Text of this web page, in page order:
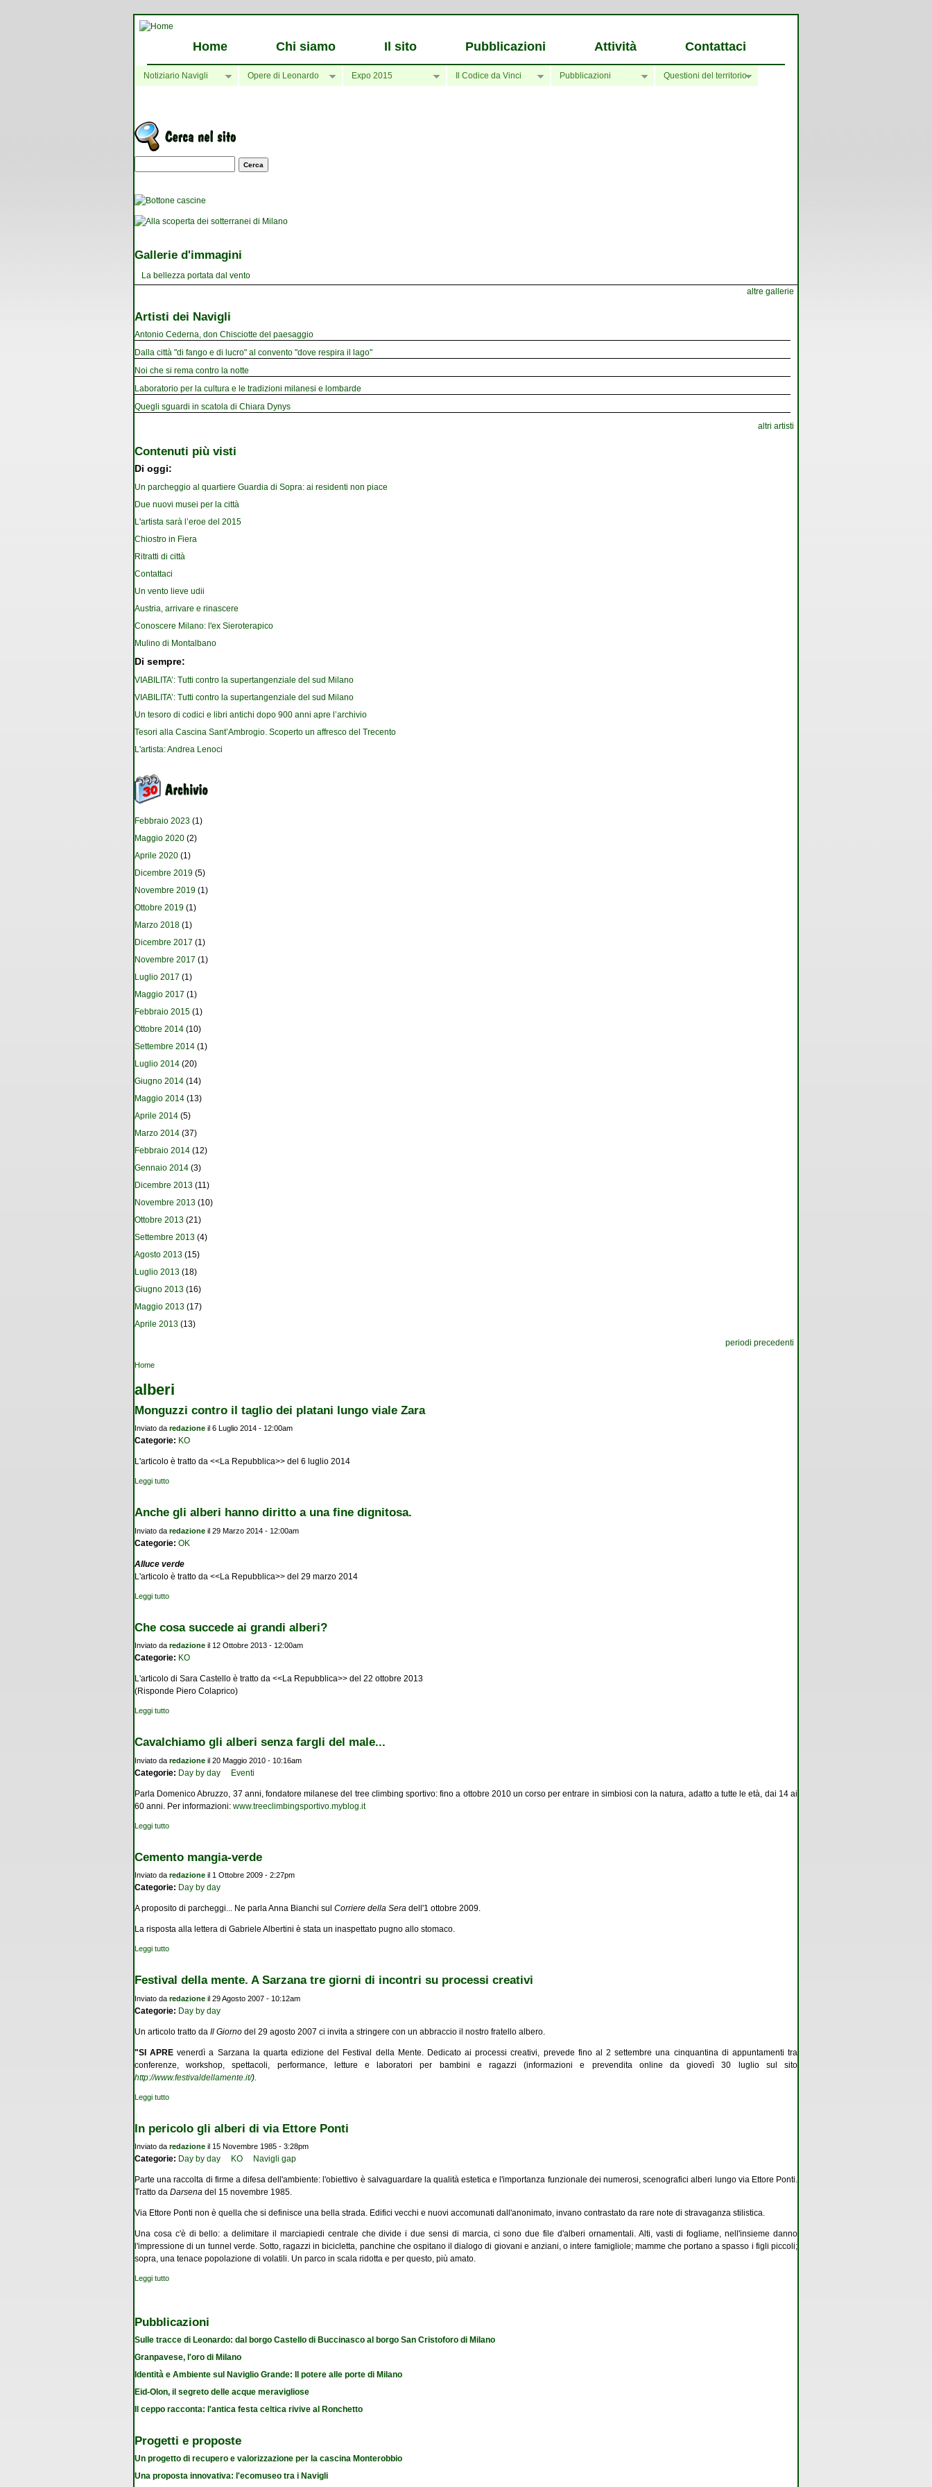
Home Chi siamo Il sito Pubblicazioni Attività Contattaci
Notiziario Navigli Opere di Leonardo Expo 2015 Il Codice da Vinci Pubblicazioni Questioni del territorio
Maschera di ricerca
Gallerie d'immagini
La bellezza portata dal vento
altre gallerie
Artisti dei Navigli
Antonio Cederna, don Chisciotte del paesaggio
Dalla città "di fango e di lucro" al convento "dove respira il lago"
Noi che si rema contro la notte
Laboratorio per la cultura e le tradizioni milanesi e lombarde
Quegli sguardi in scatola di Chiara Dynys
altri artisti
Contenuti più visti
Di oggi:
Un parcheggio al quartiere Guardia di Sopra: ai residenti non piace
Due nuovi musei per la città
L'artista sarà l’eroe del 2015
Chiostro in Fiera
Ritratti di città
Contattaci
Un vento lieve udii
Austria, arrivare e rinascere
Conoscere Milano: l'ex Sieroterapico
Mulino di Montalbano
Di sempre:
VIABILITA’: Tutti contro la supertangenziale del sud Milano
VIABILITA’: Tutti contro la supertangenziale del sud Milano
Un tesoro di codici e libri antichi dopo 900 anni apre l’archivio
Tesori alla Cascina Sant’Ambrogio. Scoperto un affresco del Trecento
L'artista: Andrea Lenoci
Febbraio 2023 (1)
Maggio 2020 (2)
Aprile 2020 (1)
Dicembre 2019 (5)
Novembre 2019 (1)
Ottobre 2019 (1)
Marzo 2018 (1)
Dicembre 2017 (1)
Novembre 2017 (1)
Luglio 2017 (1)
Maggio 2017 (1)
Febbraio 2015 (1)
Ottobre 2014 (10)
Settembre 2014 (1)
Luglio 2014 (20)
Giugno 2014 (14)
Maggio 2014 (13)
Aprile 2014 (5)
Marzo 2014 (37)
Febbraio 2014 (12)
Gennaio 2014 (3)
Dicembre 2013 (11)
Novembre 2013 (10)
Ottobre 2013 (21)
Settembre 2013 (4)
Agosto 2013 (15)
Luglio 2013 (18)
Giugno 2013 (16)
Maggio 2013 (17)
Aprile 2013 (13)
periodi precedenti
Tu sei qui
Home
alberi
Monguzzi contro il taglio dei platani lungo viale Zara
Inviato da redazione il 6 Luglio 2014 - 12:00am
Categorie: KO
L'articolo è tratto da <<La Repubblica>> del 6 luglio 2014
Leggi tutto
Anche gli alberi hanno diritto a una fine dignitosa.
Inviato da redazione il 29 Marzo 2014 - 12:00am
Categorie: OK
Alluce verde
L'articolo è tratto da <<La Repubblica>> del 29 marzo 2014
Leggi tutto
Che cosa succede ai grandi alberi?
Inviato da redazione il 12 Ottobre 2013 - 12:00am
Categorie: KO
L'articolo di Sara Castello è tratto da <<La Repubblica>> del 22 ottobre 2013
(Risponde Piero Colaprico)
Leggi tutto
Cavalchiamo gli alberi senza fargli del male...
Inviato da redazione il 20 Maggio 2010 - 10:16am
Categorie: Day by day Eventi
Parla Domenico Abruzzo, 37 anni, fondatore milanese del tree climbing sportivo: fino a ottobre 2010 un corso per entrare in simbiosi con la natura, adatto a tutte le età, dai 14 ai
60 anni. Per informazioni: www.treeclimbingsportivo.myblog.it
Leggi tutto
Cemento mangia-verde
Inviato da redazione il 1 Ottobre 2009 - 2:27pm
Categorie: Day by day
A proposito di parcheggi... Ne parla Anna Bianchi sul Corriere della Sera dell'1 ottobre 2009.
La risposta alla lettera di Gabriele Albertini è stata un inaspettato pugno allo stomaco.
Leggi tutto
Festival della mente. A Sarzana tre giorni di incontri su processi creativi
Inviato da redazione il 29 Agosto 2007 - 10:12am
Categorie: Day by day
Un articolo tratto da Il Giorno del 29 agosto 2007 ci invita a stringere con un abbraccio il nostro fratello albero.
"SI APRE venerdì a Sarzana la quarta edizione del Festival della Mente. Dedicato ai processi creativi, prevede fino al 2 settembre una cinquantina di appuntamenti tra
conferenze, workshop, spettacoli, performance, letture e laboratori per bambini e ragazzi (informazioni e prevendita online da giovedì 30 luglio sul sito
http://www.festivaldellamente.it/).
Leggi tutto
In pericolo gli alberi di via Ettore Ponti
Inviato da redazione il 15 Novembre 1985 - 3:28pm
Categorie: Day by day KO Navigli gap
Parte una raccolta di firme a difesa dell'ambiente: l'obiettivo è salvaguardare la qualità estetica e l'importanza funzionale dei numerosi, scenografici alberi lungo via Ettore Ponti.
Tratto da Darsena del 15 novembre 1985.
Via Ettore Ponti non è quella che si definisce una bella strada. Edifici vecchi e nuovi accomunati dall'anonimato, invano contrastato da rare note di stravaganza stilistica.
Una cosa c'è di bello: a delimitare il marciapiedi centrale che divide i due sensi di marcia, ci sono due file d'alberi ornamentali. Alti, vasti di fogliame, nell'insieme danno
l'impressione di un tunnel verde. Sotto, ragazzi in bicicletta, panchine che ospitano il dialogo di giovani e anziani, o intere famigliole; mamme che portano a spasso i figli piccoli;
sopra, una tenace popolazione di volatili. Un parco in scala ridotta e per questo, più amato.
Leggi tutto
Pubblicazioni
Sulle tracce di Leonardo: dal borgo Castello di Buccinasco al borgo San Cristoforo di Milano
Granpavese, l'oro di Milano
Identità e Ambiente sul Naviglio Grande: Il potere alle porte di Milano
Eid-Olon, il segreto delle acque meravigliose
Il ceppo racconta: l'antica festa celtica rivive al Ronchetto
Progetti e proposte
Un progetto di recupero e valorizzazione per la cascina Monterobbio
Una proposta innovativa: l'ecomuseo tra i Navigli